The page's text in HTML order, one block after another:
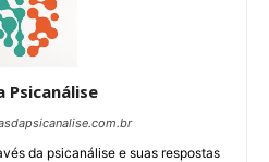
Psicanálise
da psicanálise e suas respostas